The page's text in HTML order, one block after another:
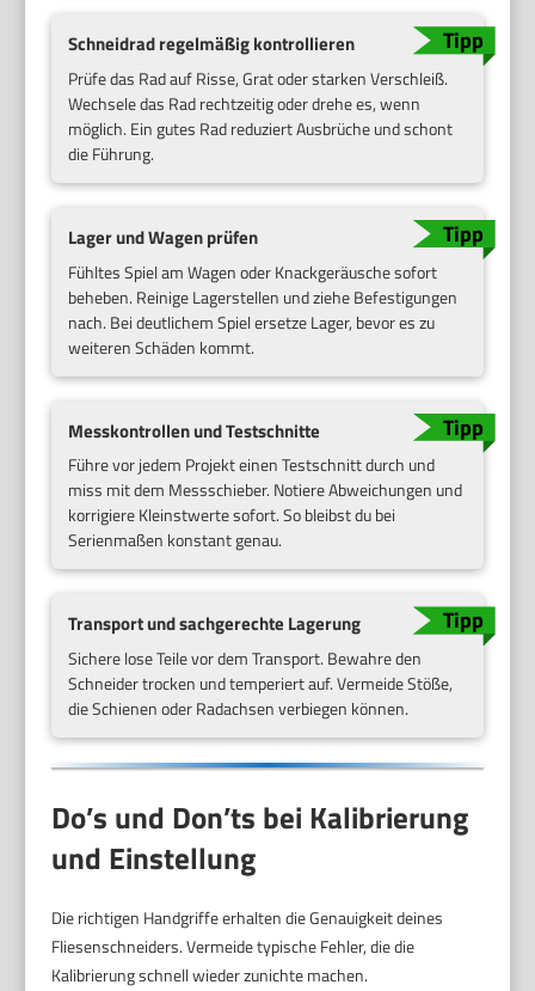
Schneidrad regelmäßig kontrollieren
Prüfe das Rad auf Risse, Grat oder starken Verschleiß.
Wechsele das Rad rechtzeitig oder drehe es, wenn
möglich. Ein gutes Rad reduziert Ausbrüche und schont
die Führung.
Lager und Wagen prüfen
Fühltes Spiel am Wagen oder Knackgeräusche sofort
beheben. Reinige Lagerstellen und ziehe Befestigungen
nach. Bei deutlichem Spiel ersetze Lager, bevor es zu
weiteren Schäden kommt.
Messkontrollen und Testschnitte
Führe vor jedem Projekt einen Testschnitt durch und
miss mit dem Messschieber. Notiere Abweichungen und
korrigiere Kleinstwerte sofort. So bleibst du bei
Serienmaßen konstant genau.
Transport und sachgerechte Lagerung
Sichere lose Teile vor dem Transport. Bewahre den
Schneider trocken und temperiert auf. Vermeide Stöße,
die Schienen oder Radachsen verbiegen können.
Do’s und Don’ts bei Kalibrierung
und Einstellung
Die richtigen Handgriffe erhalten die Genauigkeit deines
Fliesenschneiders. Vermeide typische Fehler, die die
Kalibrierung schnell wieder zunichte machen.